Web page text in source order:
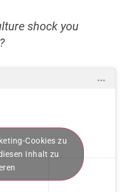
shock you
Cookies zu
Inhalt zu